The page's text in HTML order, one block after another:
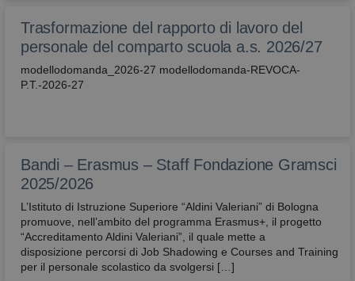
Trasformazione del rapporto di lavoro del
personale del comparto scuola a.s. 2026/27
modellodomanda_2026-27 modellodomanda-REVOCA-
P.T.-2026-27
Bandi – Erasmus – Staff Fondazione Gramsci
2025/2026
L’Istituto di Istruzione Superiore “Aldini Valeriani” di Bologna
promuove, nell’ambito del programma Erasmus+, il progetto
“Accreditamento Aldini Valeriani”, il quale mette a
disposizione percorsi di Job Shadowing e Courses and Training
per il personale scolastico da svolgersi […]
attivaLetturaVocale
avbo.edu.it
1
settimana
l'utente ha
abilitato la
wordpress_test_cookie
abilitati